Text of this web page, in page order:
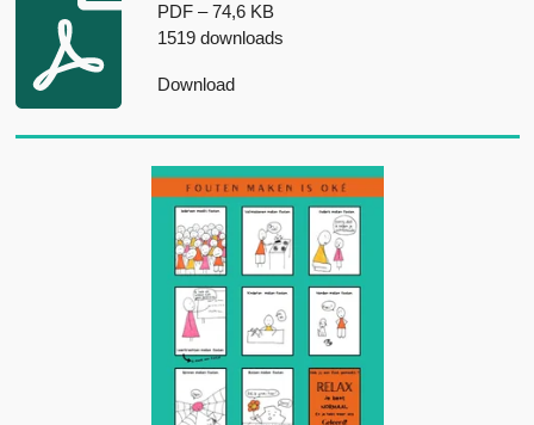
PDF – 74,6 KB
1519 downloads
Download